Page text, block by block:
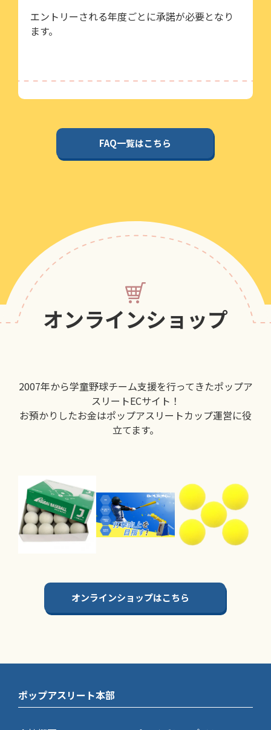
エントリーされる年度ごとに承諾が必要となり
ます。
FAQ一覧はこちら
オンラインショップ
2007年から学童野球チーム支援を行ってきたポップア
スリートECサイト！
お預かりしたお金はポップアスリートカップ運営に役
立てます。
オンラインショップはこちら
ポップアスリート本部